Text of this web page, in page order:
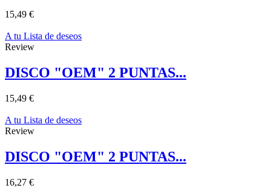
15,49 €
A tu Lista de deseos
Review
DISCO "OEM" 2 PUNTAS...
15,49 €
A tu Lista de deseos
Review
DISCO "OEM" 2 PUNTAS...
16,27 €